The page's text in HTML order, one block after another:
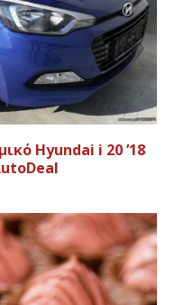
Hyundai i 20 ’18